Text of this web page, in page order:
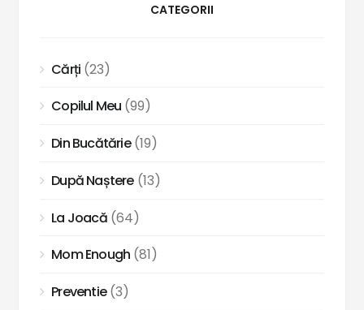
CATEGORII
Cărți (23)
Copilul Meu (99)
Din Bucătărie(19)
După Naștere(13)
La Joacă(64)
Mom Enough (81)
Preventie(3)